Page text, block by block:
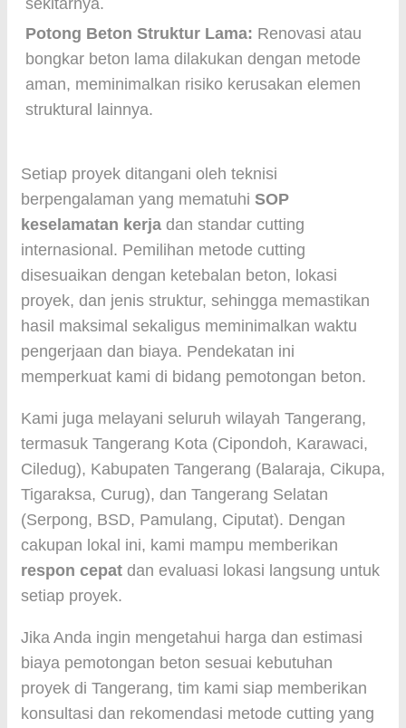
sekitarnya.
Potong Beton Struktur Lama: Renovasi atau
bongkar beton lama dilakukan dengan metode
aman, meminimalkan risiko kerusakan elemen
struktural lainnya.
Setiap proyek ditangani oleh teknisi
berpengalaman yang mematuhi SOP
keselamatan kerja dan standar cutting
internasional. Pemilihan metode cutting
disesuaikan dengan ketebalan beton, lokasi
proyek, dan jenis struktur, sehingga memastikan
hasil maksimal sekaligus meminimalkan waktu
pengerjaan dan biaya. Pendekatan ini
memperkuat kami di bidang pemotongan beton.
Kami juga melayani seluruh wilayah Tangerang,
termasuk Tangerang Kota (Cipondoh, Karawaci,
Ciledug), Kabupaten Tangerang (Balaraja, Cikupa,
Tigaraksa, Curug), dan Tangerang Selatan
(Serpong, BSD, Pamulang, Ciputat). Dengan
cakupan lokal ini, kami mampu memberikan
respon cepat dan evaluasi lokasi langsung untuk
setiap proyek.
Jika Anda ingin mengetahui harga dan estimasi
biaya pemotongan beton sesuai kebutuhan
proyek di Tangerang, tim kami siap memberikan
konsultasi dan rekomendasi metode cutting yang